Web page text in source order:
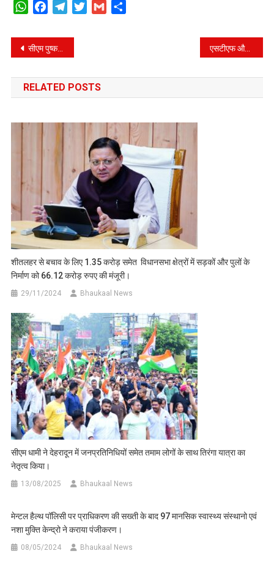
WhatsAppFacebookTelegramTwitterGmail
Post
navigation
सीएम पुष्कर सिंह धामी के कार्यकाल को 100 दिन पूरे, जानिए क्या है बड़ी उपलब्धियां और चुनौतियां? एसटीएफ और ड्रग्स विभाग की बड़ी कार्यवाही, भारी मात्रा में नकली दवाइयों का जखीरा बरामद
RELATED POSTS
शीतलहर से बचाव के लिए 1.35 करोड़ समेत विधानसभा क्षेत्रों में सड़कों और पुलों के
निर्माण को 66.12 करोड़ रुपए की मंजूरी।
29/11/2024 Bhaukaal News
सीएम धामी ने देहरादून में जनप्रतिनिधियों समेत तमाम लोगों के साथ तिरंगा यात्रा का
नेतृत्व किया।
13/08/2025 Bhaukaal News
मेन्टल हैल्थ पॉलिसी पर प्राधिकरण की सख्ती के बाद 97 मानसिक स्वास्थ्य संस्थानो एवं
नशा मुक्ति केन्द्रो ने कराया पंजीकरण।
08/05/2024 Bhaukaal News